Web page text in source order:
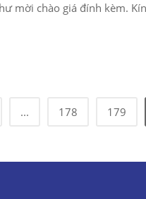
mời chào giá đính kèm.
... 178 179